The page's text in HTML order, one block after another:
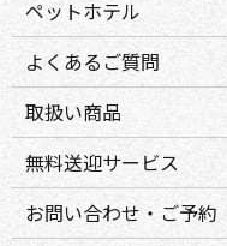
ペットホテル
よくあるご質問
取扱い商品
無料送迎サービス
お問い合わせ・ご予約